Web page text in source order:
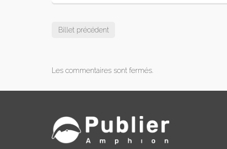
Billet précédent
Les commentaires sont fermés.